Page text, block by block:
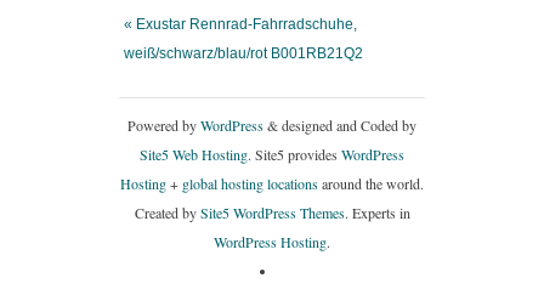
« Exustar Rennrad-Fahrradschuhe,
weiß/schwarz/blau/rot B001RB21Q2
Powered byWordPress& designed and Coded by
Site5 Web Hosting. Site5 provides WordPress
Hosting+ global hosting locationsaround the world.
Created bySite5 WordPress Themes. Experts in
WordPress Hosting.